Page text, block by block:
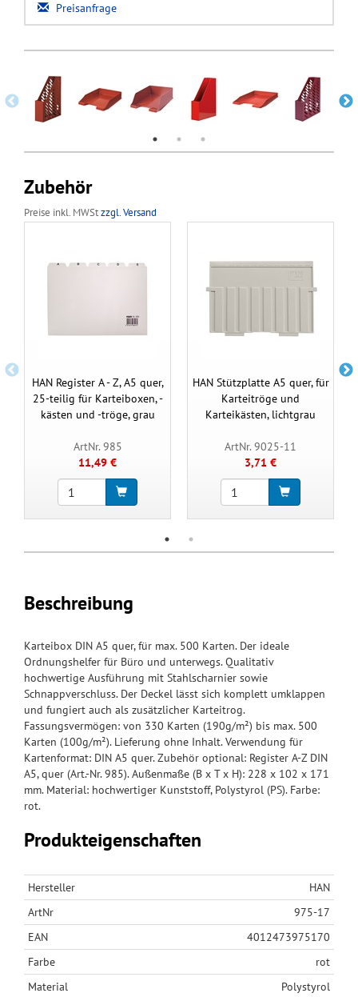
Preisanfrage
Zubehör
Preise inkl. MWStzzgl. Versand
HAN Register A - Z, A5 quer,
25-teilig für Karteiboxen, -
kästen und -tröge, grau
ArtNr. 985
11,49 €
HAN Stützplatte A5 quer, für
Karteitröge und
Karteikästen, lichtgrau
ArtNr. 9025-11
3,71 €
Beschreibung
Karteibox DIN A5 quer, für max. 500 Karten. Der ideale
Ordnungshelfer für Büro und unterwegs. Qualitativ
hochwertige Ausführung mit Stahlscharnier sowie
Schnappverschluss. Der Deckel lässt sich komplett umklappen
und fungiert auch als zusätzlicher Karteitrog.
Fassungsvermögen: von 330 Karten (190g/m²) bis max. 500
Karten (100g/m²). Lieferung ohne Inhalt. Verwendung für
Kartenformat: DIN A5 quer. Zubehör optional: Register A-Z DIN
A5, quer (Art.-Nr. 985). Außenmaße (B x T x H): 228 x 102 x 171
mm. Material: hochwertiger Kunststoff, Polystyrol (PS). Farbe:
rot.
Produkteigenschaften
Hersteller
HAN
ArtNr
975-17
EAN
4012473975170
Farbe
rot
Material
Polystyrol